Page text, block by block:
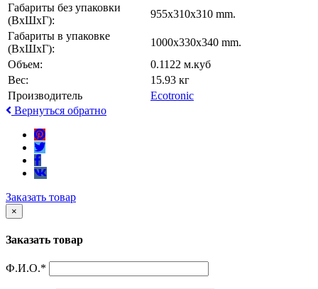
Габариты без упаковки
(ВxШxГ):
955x310x310 mm.
Габариты в упаковке
(ВxШxГ):
1000x330x340 mm.
Объем:
0.1122 м.куб
Вес:
15.93 кг
Производитель
Ecotronic
Вернуться обратно
Заказать товар
×
Заказать товар
Ф.И.О.*